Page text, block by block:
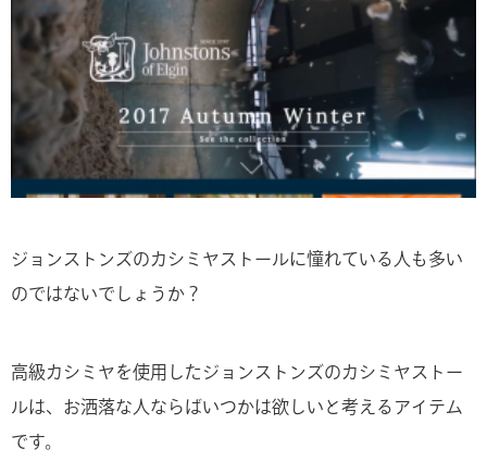
ジョンストンズのカシミヤストールに憧れている人も多い
のではないでしょうか？
高級カシミヤを使用したジョンストンズのカシミヤストー
ルは、お洒落な人ならばいつかは欲しいと考えるアイテム
です。